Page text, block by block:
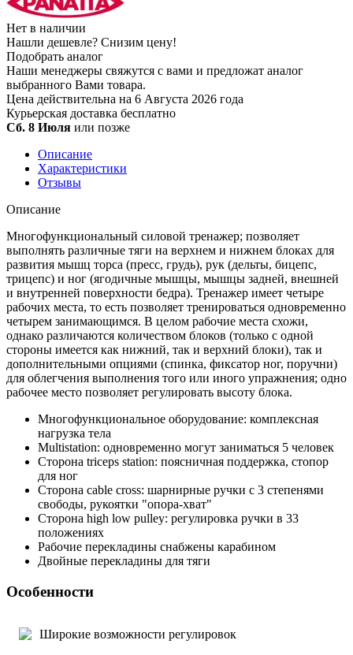
Нет в наличии
Нашли дешевле? Снизим цену!
Подобрать аналог
Наши менеджеры свяжутся с вами и предложат аналог
выбранного Вами товара.
Цена действительна на 6 Августа 2026 года
Курьерская доставка бесплатно
Сб. 8 Июля или позже
Описание
Характеристики
Отзывы
Описание
Многофункциональный силовой тренажер; позволяет
выполнять различные тяги на верхнем и нижнем блоках для
развития мышц торса (пресс, грудь), рук (дельты, бицепс,
трицепс) и ног (ягодичные мышцы, мышцы задней, внешней
и внутренней поверхности бедра). Тренажер имеет четыре
рабочих места, то есть позволяет тренироваться одновременно
четырем занимающимся. В целом рабочие места схожи,
однако различаются количеством блоков (только с одной
стороны имеется как нижний, так и верхний блоки), так и
дополнительными опциями (спинка, фиксатор ног, поручни)
для облегчения выполнения того или иного упражнения; одно
рабочее место позволяет регулировать высоту блока.
Многофункциональное оборудование: комплексная
нагрузка тела
Multistation: одновременно могут заниматься 5 человек
Сторона triceps station: поясничная поддержка, стопор
для ног
Сторона cable cross: шарнирные ручки с 3 степенями
свободы, рукоятки "опора-хват"
Сторона high low pulley: регулировка ручки в 33
положениях
Рабочие перекладины снабжены карабином
Двойные перекладины для тяги
Особенности